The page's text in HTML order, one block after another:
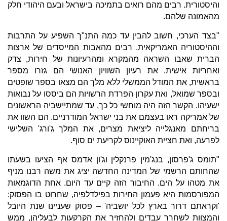
והיסטורית. רבים מהם רואים בתמיכה בישראל ובעם היהודי חלק
מהאמונה שלהם.
"בצד הערכי, חשוב להבין עד כמה התנ"ך השפיע על התרבות
וההיסטוריה האמריקאית. רבים מהאבות המייסדים של ארצות
הברית שאבו השראה מהמקרא ומהרעיונות של חירות, צדק
ואחריות אישית. את רעיון השוויון האנושי הם גזרו מספר
בראשית, את המודל הממשלי ללא מלך הם מצאו בספר שופטים
ובספר שמואל, ואת עקרון הפרדת הרשויות הם ביססו על נבואות
ישעיהו. הקשר הזה היה מוחשי כל כך, עד שמתיישביה הראשונים
של אמריקה ראו בעצמם את בני ישראל המודרניים. הם השוו את
בריחתם מאנגלייה ליציאת מצרים, את המלך ג'ורג' השלישי
לפרעה, ואת חציית האוקיינוס לקריעת ים סוף.
"תומס ג'פרסון, בנג'מין פרנקלין וג'ון אדמס אף הציעו בשעתו
שהחותם הרשמי של המדינה החדשה יציג את משה רבנו מניף
את מטהו על הים. החיבור הזה קיים עד היום. אחת הדוגמאות
המפורסמות היא פעמון החירות בפילדלפיה, שחרוט בו הפסוק:
'וקראתם דרור בארץ לכל יושביה' – פסוק שעניינו שנת היובל
והמצוות לשחרר עבדים ולהחזיר את הקרקעות לבעליהן, ממש